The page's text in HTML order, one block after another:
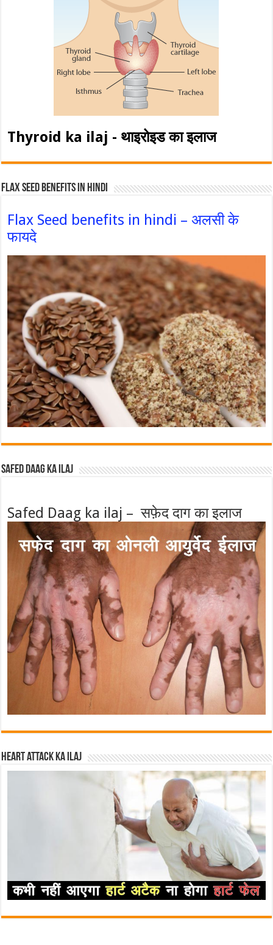
Thyroid ka ilaj - थाइरोइड का इलाज
Flax Seed Benefits in hindi
Flax Seed benefits in hindi – अलसी के
फायदे
Safed Daag ka ilaj
Safed Daag ka ilaj – सफ़ेद दाग का इलाज
Heart attack ka ilaj